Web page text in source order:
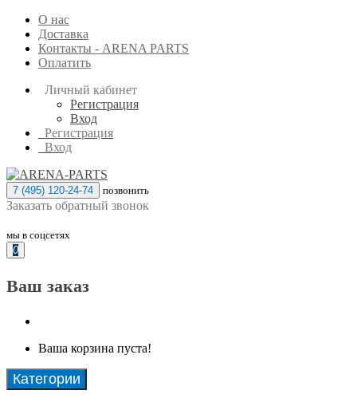
О нас
Доставка
Контакты - ARENA PARTS
Оплатить
Личный кабинет
Регистрация
Вход
Регистрация
Вход
7 (495) 120-24-74 позвонить
Заказать обратный звонок
мы в соцсетях
0
Ваш заказ
Ваша корзина пуста!
Категории